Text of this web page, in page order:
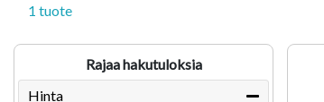
1 tuote
Rajaa hakutuloksia
Hinta